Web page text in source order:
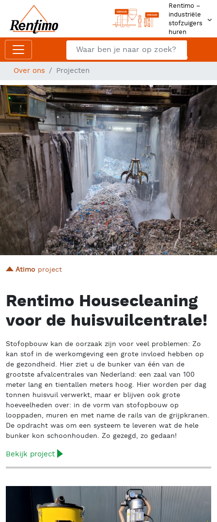
Rentimo –
industriële
stofzuigers
huren
Zoeken
Over ons Projecten
Atimo project
Rentimo Housecleaning
voor de huisvuilcentrale!
Stofopbouw kan de oorzaak zijn voor veel problemen: Zo
kan stof in de werkomgeving een grote invloed hebben op
de gezondheid. Hier ziet u de bunker van één van de
grootste afvalcentrales van Nederland: een zaal van 100
meter lang en tientallen meters hoog. Hier worden per dag
tonnen huisvuil verwerkt, maar er blijven ook grote
hoeveelheden over: in de vorm van stofopbouw op
looppaden, muren en met name de rails van de grijpkranen.
De opdracht was om een systeem te leveren wat de hele
bunker kon schoonhouden. Zo gezegd, zo gedaan!
Bekijk project